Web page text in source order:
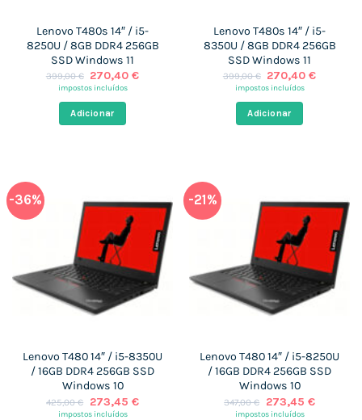
Lenovo T480s 14″ / i5-
8250U / 8GB DDR4 256GB
SSD Windows 11
399,00€ O
preço
era:
399,00 €.
270,40€O
impostos incluídos
Adicionar
Lenovo T480s 14″ / i5-
8350U / 8GB DDR4 256GB
SSD Windows 11
399,00€ O
preço
era:
399,00 €.
270,40€O
impostos incluídos
Adicionar
-36%
Lenovo T480 14″ / i5-8350U
/ 16GB DDR4 256GB SSD
Windows 10
425,00€
O
preço
273,45 €O
impostos incluídos
-21%
Lenovo T480 14″ / i5-8250U
/ 16GB DDR4 256GB SSD
Windows 10
347,00€
O
preço
273,45 €O
impostos incluídos